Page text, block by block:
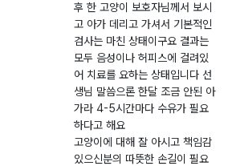
후 한 고양이 보호자님께서 보시
고 아가 데리고 가셔서 기본적인
검사는 마친 상태이구요 결과는
모두 음성이나 허피스에 걸려있
어 치료를 요하는 상태입니다 선
생님 말씀으론 한달 조금 안된 아
가라 4-5시간마다 수유가 필요
하다고 해요
고양이에 대해 잘 아시고 책임감
있으신분의 따뜻한 손길이 필요